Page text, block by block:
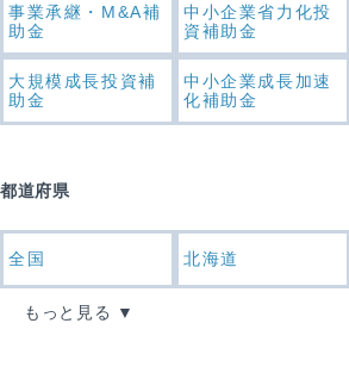
事業承継・M&A補
助金
中小企業省力化投
資補助金
大規模成長投資補
助金
中小企業成長加速
化補助金
都道府県
全国 北海道
もっと見る